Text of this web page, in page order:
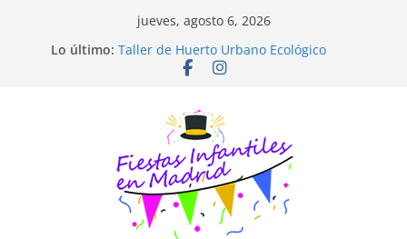
jueves, agosto 6, 2026
Lo último: Taller de Huerto Urbano Ecológico
TALLER FOTOGRAFÍA LA NATURALEZA
Trivial Virtual para niños